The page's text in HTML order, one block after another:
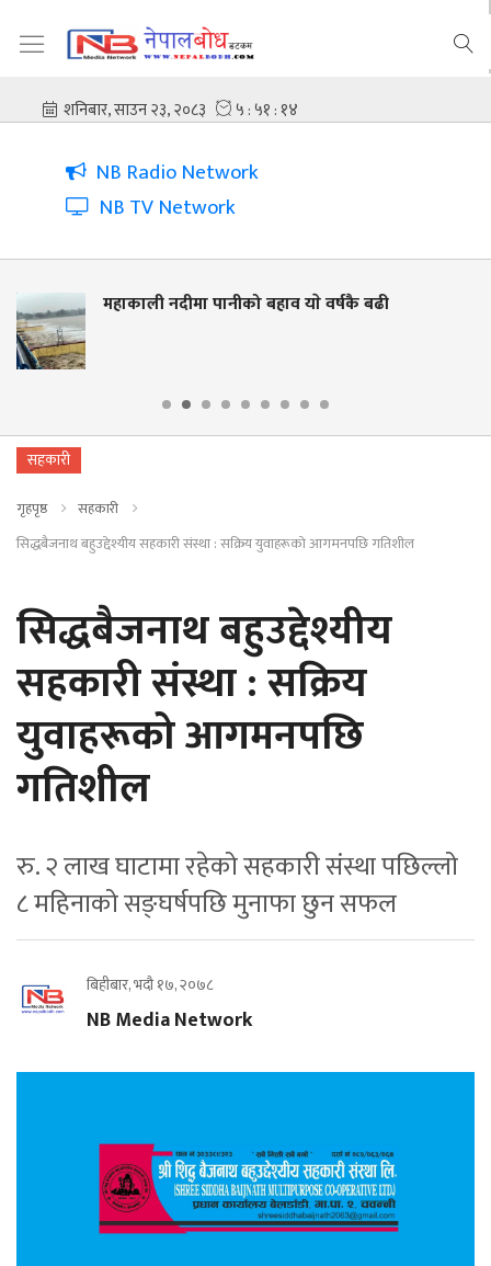
NB Radio Network
NB TV Network
बहाव याे वर्षकै बढी
नदी किनार
सहकारी
गृहपृष्ठ
सहकारी
सिद्धबैजनाथ बहुउद्देश्यीय सहकारी संस्था : सक्रिय युवाहरूको आगमनपछि गतिशील
सिद्धबैजनाथ बहुउद्देश्यीय
सहकारी संस्था : सक्रिय
युवाहरूको आगमनपछि
गतिशील
रु. २ लाख घाटामा रहेको सहकारी संस्था पछिल्लो
८ महिनाको सङ्घर्षपछि मुनाफा छुन सफल
बिहीबार, भदौ १७, २०७८
NB Media Network